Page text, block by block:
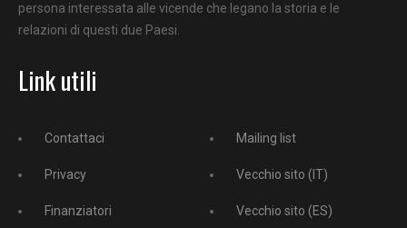
persona interessata alle vicende che legano la storia e le
relazioni di questi due Paesi.
Link utili
Contattaci
Privacy
Finanziatori
Mailing list
Vecchio sito (IT)
Vecchio sito (ES)